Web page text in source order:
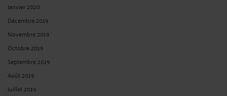
Janvier 2020
Décembre 2019
Novembre 2019
Octobre 2019
Septembre 2019
Août 2019
Juillet 2019